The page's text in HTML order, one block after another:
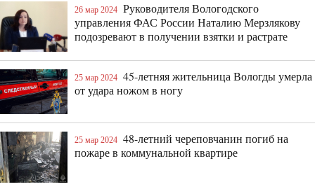
26 мар 2024 Руководителя Вологодского
управления ФАС России Наталию Мерзлякову
подозревают в получении взятки и растрате
25 мар 2024 45-летняя жительница Вологды умерла
от удара ножом в ногу
25 мар 2024 48-летний череповчанин погиб на
пожаре в коммунальной квартире